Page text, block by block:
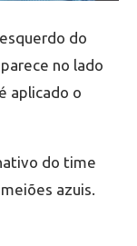
do
no lado
aplicado o
do time
azuis.